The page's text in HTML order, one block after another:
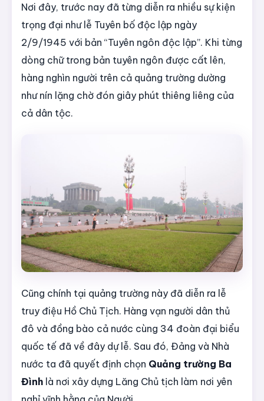
Nơi đây, trước nay đã từng diễn ra nhiều sự kiện
trọng đại như lễ Tuyên bố độc lập ngày
2/9/1945 với bản “Tuyên ngôn độc lập”. Khi từng
dòng chữ trong bản tuyên ngôn được cất lên,
hàng nghìn người trên cả quảng trường dường
như nín lặng chờ đón giây phút thiêng liêng của
cả dân tộc.
Cũng chính tại quảng trường này đã diễn ra lễ
truy điệu Hồ Chủ Tịch. Hàng vạn người dân thủ
đô và đồng bào cả nước cùng 34 đoàn đại biểu
quốc tế đã về đây dự lễ. Sau đó, Đảng và Nhà
nước ta đã quyết định chọn Quảng trường Ba
Đình là nơi xây dựng Lăng Chủ tịch làm nơi yên